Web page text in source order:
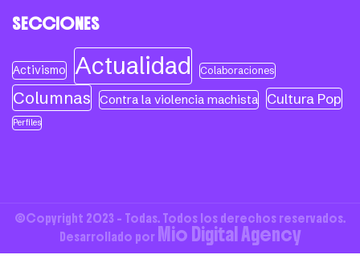
SECCIONES
Activismo Actualidad Colaboraciones
Columnas Contra la violencia machista Cultura Pop
Perfiles
©Copyright 2023 - Todas. Todos los derechos reservados.
Desarrollado por Mio Digital Agency